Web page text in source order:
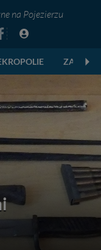
na Pojezierzu
ZABYTKI